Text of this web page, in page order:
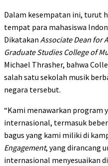
Dalam kesempatan ini, turut
tempat para mahasiswa
Dikatakan Associate Dean for
Graduate Studies College of
Michael Thrasher, bahwa
salah satu sekolah musik
negara tersebut.
“Kami menawarkan program
internasional, termasuk
bagus yang kami miliki di
Engagement, yang dirancang
internasional menyesuaikan